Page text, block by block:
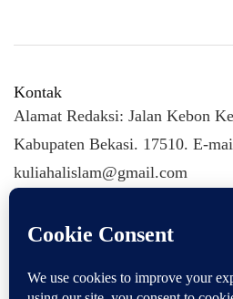
Kontak
Alamat Redaksi: Jalan Kebon
Kabupaten Bekasi. 17510. E-
kuliahalislam@gmail.com